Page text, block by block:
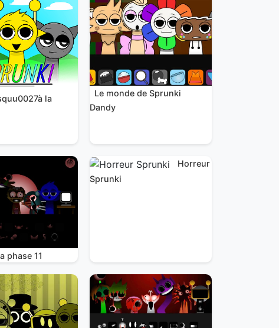
la
Le monde de Sprunki
Dandy
phase 11
Horreur
Sprunki